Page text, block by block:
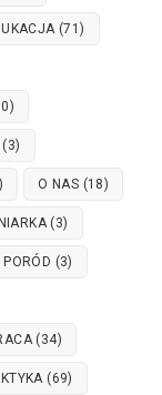
(71)
(3)
O NAS (18)
(3)
PORÓD (3)
(34)
(69)